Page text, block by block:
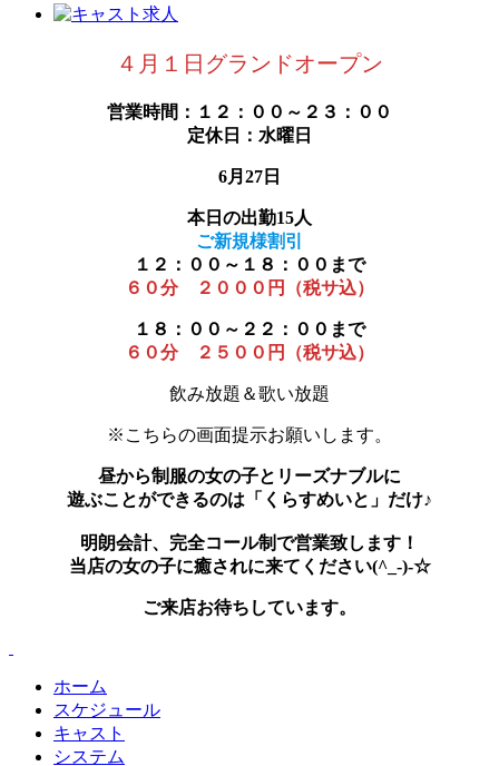
４月１日グランドオープン
営業時間：１２：００～２３：００
定休日：水曜日
6月27日
本日の出勤15人
ご新規様割引
１２：００～１８：００まで
６０分 ２０００円（税サ込）
１８：００～２２：００まで
６０分 ２５００円（税サ込）
飲み放題＆歌い放題
※こちらの画面提示お願いします。
昼から制服の女の子とリーズナブルに
遊ぶことができるのは「くらすめいと」だけ♪
明朗会計、完全コール制で営業致します！
当店の女の子に癒されに来てください(^_-)-☆
ご来店お待ちしています。
ホーム
スケジュール
キャスト
システム